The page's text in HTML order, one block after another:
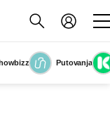
Putovanja
(Foto: Privatna arhiva)